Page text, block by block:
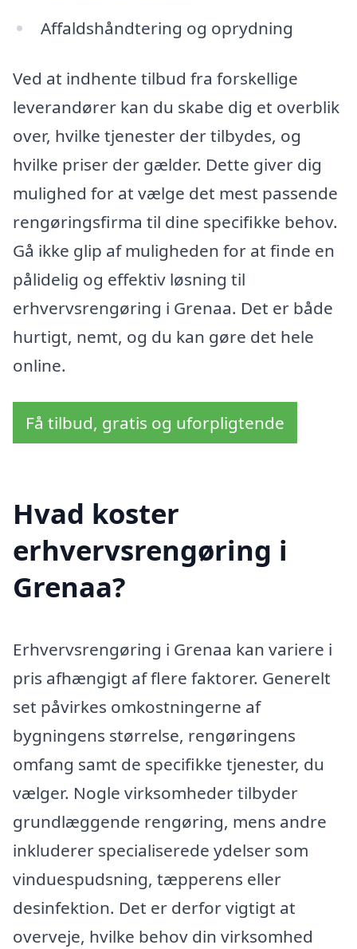
Affaldshåndtering og oprydning
Ved at indhente tilbud fra forskellige
leverandører kan du skabe dig et overblik
over, hvilke tjenester der tilbydes, og
hvilke priser der gælder. Dette giver dig
mulighed for at vælge det mest passende
rengøringsfirma til dine specifikke behov.
Gå ikke glip af muligheden for at finde en
pålidelig og effektiv løsning til
erhvervsrengøring i Grenaa. Det er både
hurtigt, nemt, og du kan gøre det hele
online.
Få tilbud, gratis og uforpligtende
Hvad koster
erhvervsrengøring i
Grenaa?
Erhvervsrengøring i Grenaa kan variere i
pris afhængigt af flere faktorer. Generelt
set påvirkes omkostningerne af
bygningens størrelse, rengøringens
omfang samt de specifikke tjenester, du
vælger. Nogle virksomheder tilbyder
grundlæggende rengøring, mens andre
inkluderer specialiserede ydelser som
vinduespudsning, tæpperens eller
desinfektion. Det er derfor vigtigt at
overveje, hvilke behov din virksomhed